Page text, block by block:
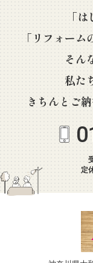
「
「リフォー
そん
私た
きちんとご
定